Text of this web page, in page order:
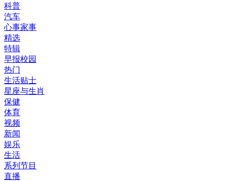
科普
汽车
心事家事
精选
特辑
早报校园
热门
生活贴士
星座与生肖
保健
体育
视频
新闻
娱乐
生活
系列节目
直播